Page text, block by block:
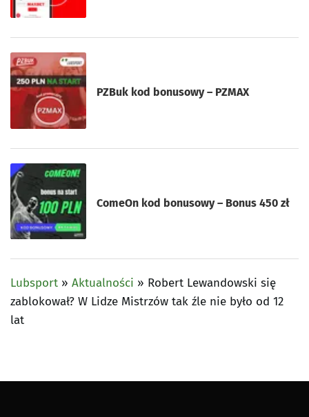
PZBuk kod bonusowy – PZMAX
ComeOn kod bonusowy – Bonus 450 zł
Lubsport » Aktualności » Robert Lewandowski się
zablokował? W Lidze Mistrzów tak źle nie było od 12
lat